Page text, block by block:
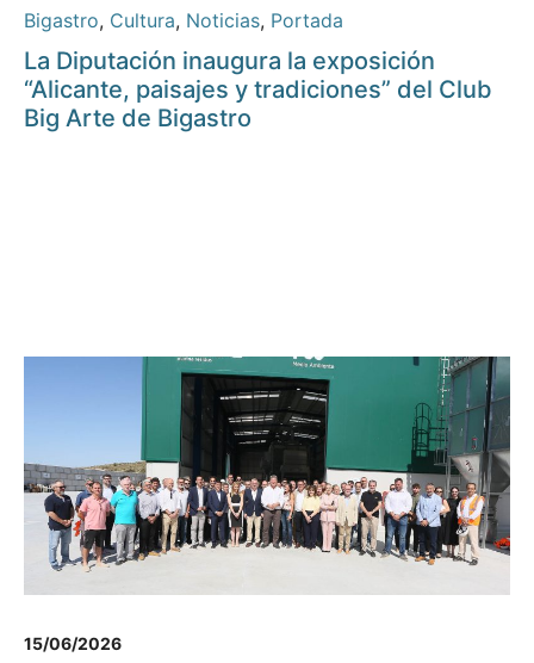
Bigastro, Cultura, Noticias, Portada
La Diputación inaugura la exposición
“Alicante, paisajes y tradiciones” del Club
Big Arte de Bigastro
15/06/2026